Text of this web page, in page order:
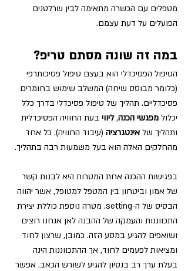
מטפלים עם הכשרה מתאימה לבין שרלטנים
הפועלים על דעת עצמם.
במה זה שונה מסתם טריפ?
הטיפול הפסיכדלי הוא בעצם טיפול פסיכותרפי
(כלומר מבוסס שיחה) המשלב שימוש בחומרים
פסיכדליים. תהליך של טיפול פסיכדלי בדרך כלל
יכלול מפגשי הכנה, ליווי בעת החוויה הפסיכדלית
ותהליך של אינטגרציה (עיבוד החוויה). כל אחד
מהחלקים האלה הוא בעל משמעות רבה בתהליך.
בפגישות ההכנה אחת המטרות היא לבנות קשר
של אמון וביטחון בין המטפל למטופל, אשר יהווה
הבסיס של ה-setting. מטרה נוספת כוללת יצירת
התכווננות והעמקה של ההבנה לאן אנחנו רוצים
ושואפים להגיע במסע הזה. כמובן, שרצון לחוד
ומציאות לפעמים לחוד, אך ההתכווננות הינה
בעלת ערך רב בנסיון להגיע לשורש הכאב. אפשר